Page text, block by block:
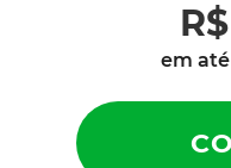
R$
em até